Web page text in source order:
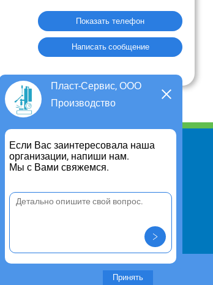
Показать телефон
Написать сообщение
Пласт-Сервис, ООО
Производство
Если Вас заинтересовала наша
организации, напиши нам.
Мы с Вами свяжемся.
Принять
Информация
Для чего существует портал
Правило cookie
предложение